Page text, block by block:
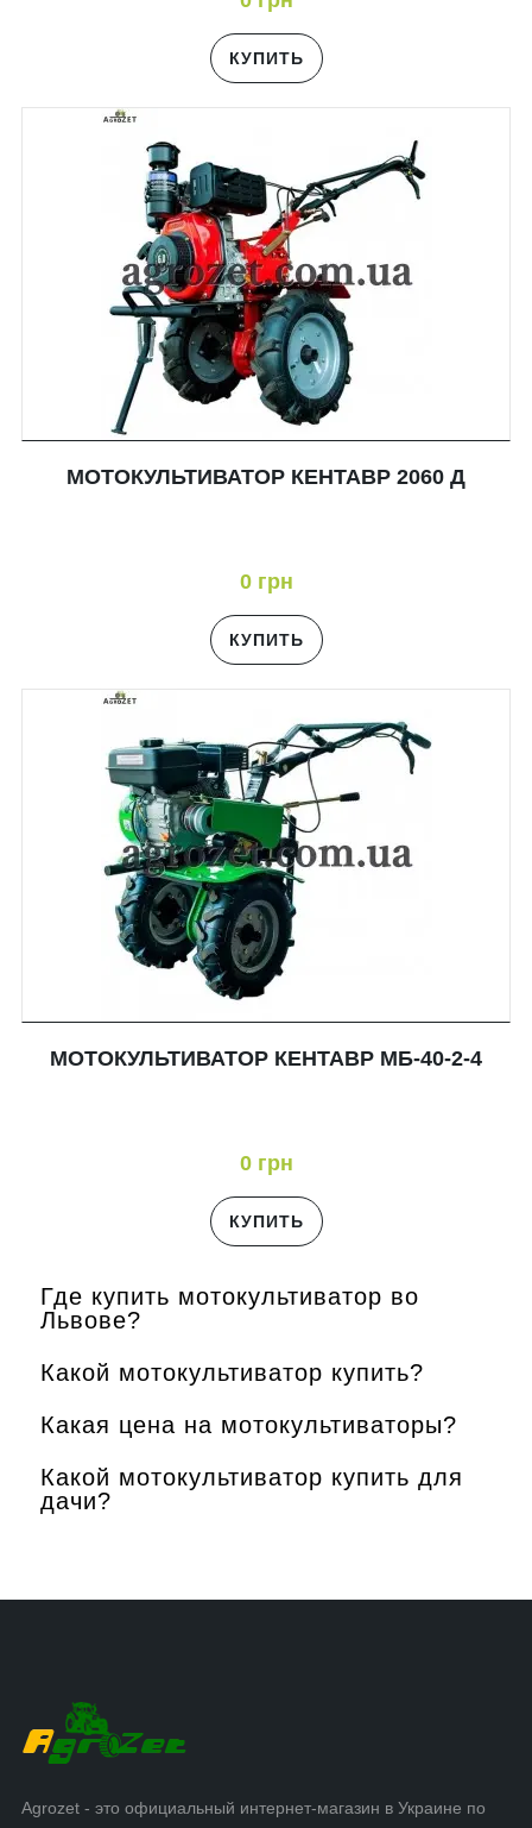
КУПИТЬ
МОТОКУЛЬТИВАТОР КЕНТАВР 2060 Д
0 грн
КУПИТЬ
МОТОКУЛЬТИВАТОР КЕНТАВР МБ-40-2-4
0 грн
КУПИТЬ
Где купить мотокультиватор во
Львове?
Какой мотокультиватор купить?
Какая цена на мотокультиваторы?
Какой мотокультиватор купить для
дачи?
Agrozet - это официальный интернет-магазин в Украине по